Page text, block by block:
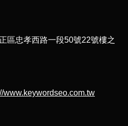
區忠孝西路一段50號22號樓之
www.keywordseo.com.tw